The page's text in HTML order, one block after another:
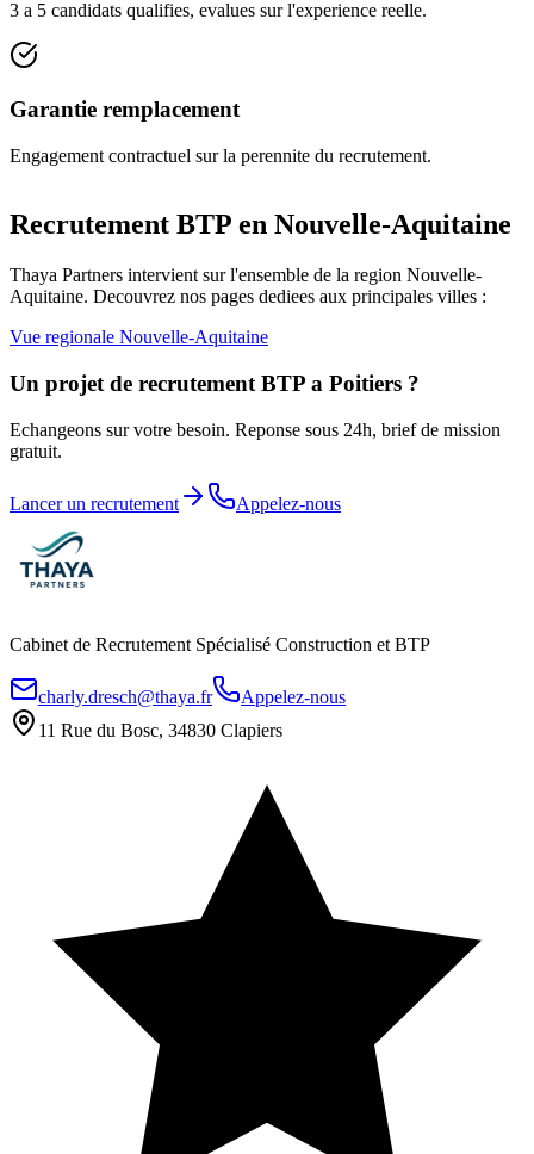
3 a 5 candidats qualifies, evalues sur l'experience reelle.
Garantie remplacement
Engagement contractuel sur la perennite du recrutement.
Recrutement BTP en Nouvelle-Aquitaine
Thaya Partners intervient sur l'ensemble de la region Nouvelle-
Aquitaine. Decouvrez nos pages dediees aux principales villes :
Vue regionale Nouvelle-Aquitaine
Un projet de recrutement BTP a Poitiers ?
Echangeons sur votre besoin. Reponse sous 24h, brief de mission
gratuit.
Lancer un recrutement Appelez-nous
Cabinet de Recrutement Spécialisé Construction et BTP
charly.dresch@thaya.fr
Appelez-nous
11 Rue du Bosc, 34830 Clapiers